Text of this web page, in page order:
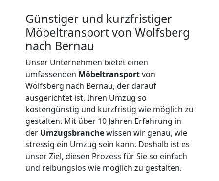
Günstiger und kurzfristiger
Möbeltransport von Wolfsberg
nach Bernau
Unser Unternehmen bietet einen
umfassenden Möbeltransportvon
Wolfsberg nach Bernau, der darauf
ausgerichtet ist, Ihren Umzug so
kostengünstig und kurzfristig wie möglich zu
gestalten. Mit über 10 Jahren Erfahrung in
der Umzugsbranchewissen wir genau, wie
stressig ein Umzug sein kann. Deshalb ist es
unser Ziel, diesen Prozess für Sie so einfach
und reibungslos wie möglich zu gestalten.